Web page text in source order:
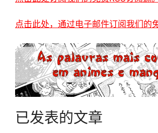
点击此处，通过电子邮件订阅我们的
已发表的文章